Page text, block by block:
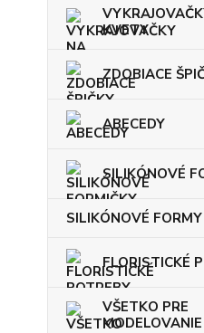
KVETY
ZDOBIACE
ABECEDY
SILIKÓNOVÉ
SILIKÓNOVÉ FORMY
FLORISTICKÉ
VŠETKO PRE
MODELOVANIE